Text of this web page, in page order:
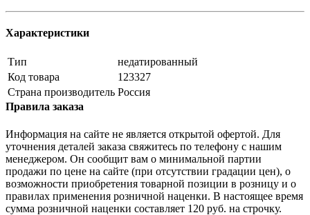
Характеристики
Тип
недатированный
Код товара
123327
Страна производитель Россия
Правила заказа
Информация на сайте не является открытой офертой. Для
уточнения деталей заказа свяжитесь по телефону с нашим
менеджером. Он сообщит вам о минимальной партии
продажи по цене на сайте (при отсутствии градации цен), о
возможности приобретения товарной позиции в розницу и о
правилах применения розничной наценки. В настоящее время
сумма розничной наценки составляет 120 руб. на строчку.